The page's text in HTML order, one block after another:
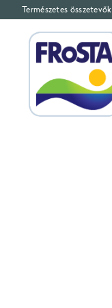
Természetes összetevők